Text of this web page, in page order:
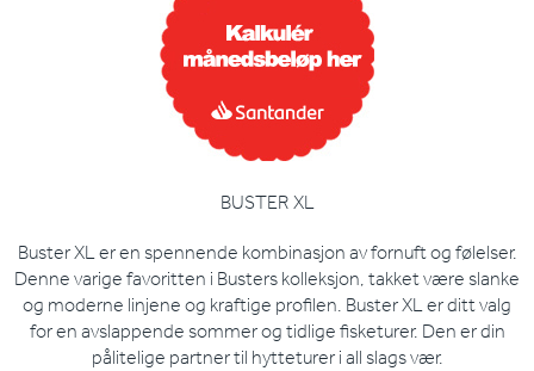
BUSTER XL
Buster XL er en spennende kombinasjon av fornuft og følelser.
Denne varige favoritten i Busters kolleksjon, takket være slanke
og moderne linjene og kraftige profilen. Buster XL er ditt valg
for en avslappende sommer og tidlige fisketurer. Den er din
pålitelige partner til hytteturer i all slags vær.